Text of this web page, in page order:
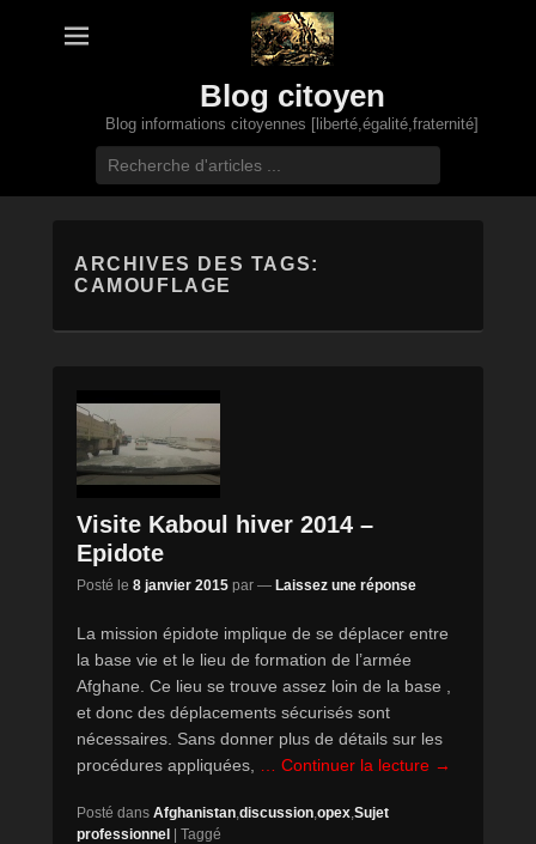
Blog citoyen
Blog informations citoyennes [liberté,égalité,fraternité]
ARCHIVES DES TAGS:
CAMOUFLAGE
Visite Kaboul hiver 2014 –
Epidote
Posté le 8 janvier 2015 par — Laissez une réponse
La mission épidote implique de se déplacer entre
la base vie et le lieu de formation de l’armée
Afghane. Ce lieu se trouve assez loin de la base ,
et donc des déplacements sécurisés sont
nécessaires. Sans donner plus de détails sur les
procédures appliquées,
… Continuer la lecture →
Posté dans Afghanistan,discussion,opex,Sujet
professionnel
Taggé